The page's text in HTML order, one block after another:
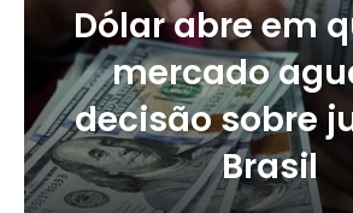
Dólar abre em
mercado
decisão sobre
Brasil